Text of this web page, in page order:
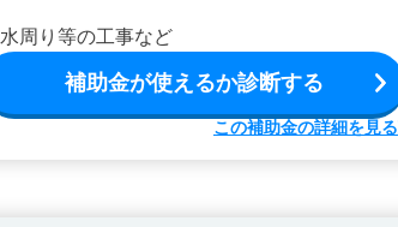
周り等の工事など
補助金が使えるか診断する
この補助金の詳細を見る